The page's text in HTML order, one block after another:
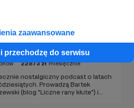
zaawansowane
przechodzę do serwisu
22873 zł miesięcznie
nostalgiczny podcast o latach
Prowadzą Bartek
(blog "Liczne rany kłute") i